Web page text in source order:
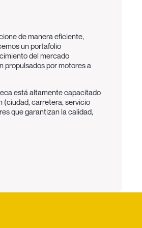
de manera eficiente,
un portafolio
del mercado
propulsados por motores a
está altamente capacitado
(ciudad, carretera, servicio
que garantizan la calidad,
para la salud y eficiencia
prolongando la vida útil del
seguros.